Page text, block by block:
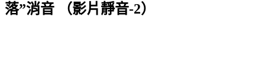
落”消音 （影片靜音-2）